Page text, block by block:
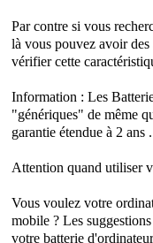
Par contre si vous
là vous pouvez avoir des
vérifier cette
Information : Les
"génériques" de même
garantie étendue à 2 ans .
Attention quand utiliser
Vous voulez votre
mobile ? Les
votre batterie